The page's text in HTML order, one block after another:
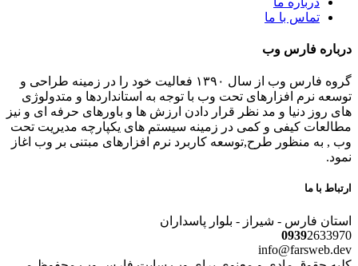
تماس با ما
درباره فارس وب
گروه فارس وب از سال ۱۳۹۰ فعالیت خود را در زمینه طراحی و
توسعه نرم افزارهای تحت وب با توجه به استانداردها و متدولوژی
های روز دنیا و مد نظر قرار دادن ارزش ها و باورهای حرفه ای و نیز
مطالعات کیفی و کمی در زمینه سیستم های یکپارچه مدیریت تحت
وب , به منظور طرح,توسعه کاربرد نرم افزارهای مبتنی بر وب اغاز
نمود.
ارتباط با ما
استان فارس - شیراز - بلوار پاسداران
09392633970
info@farsweb.dev